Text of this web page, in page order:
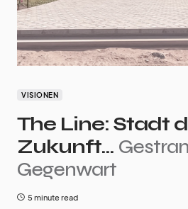
VISIONEN
The Line: Stadt
Zukunft…
Gegenwart
5 minute read